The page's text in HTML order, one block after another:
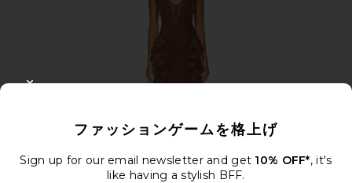
今トレンド!
先ほど8点売れました
ファッションゲームを格上げ
Sign up for our email newsletter and get 10% OFF*, it's
like having a stylish BFF.